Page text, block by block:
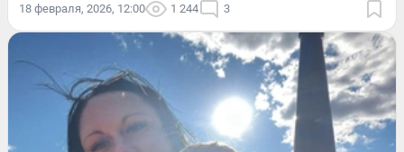
18 февраля, 2026, 12:00 1 244 3